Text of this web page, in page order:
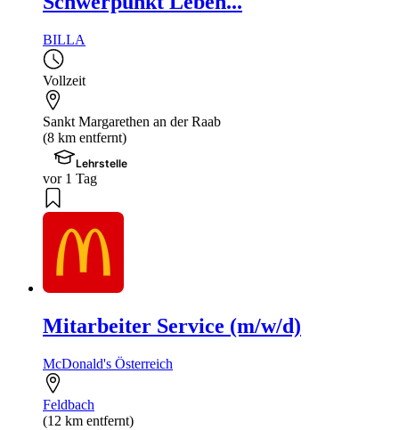
BILLA
Vollzeit
Sankt Margarethen an der Raab
(8 km entfernt)
Lehrstelle
vor 1 Tag
Mitarbeiter Service (m/w/d)
McDonald's Österreich
Feldbach
(12 km entfernt)